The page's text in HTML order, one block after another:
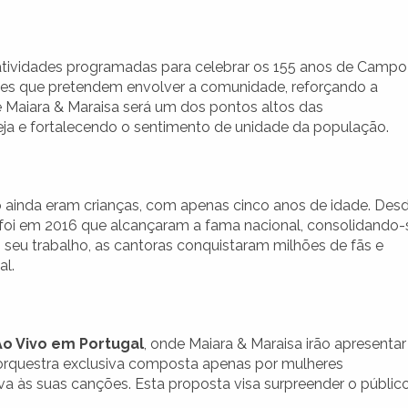
programadas para celebrar os 155 anos de Campo
que pretendem envolver a comunidade, reforçando a
& Maraisa será um dos pontos altos das
e fortalecendo o sentimento de unidade da população.
eram crianças, com apenas cinco anos de idade.
em 2016 que alcançaram a fama nacional, consolidando-
trabalho, as cantoras conquistaram milhões de fãs e
Vivo em Portugal, onde Maiara & Maraisa irão apresentar
exclusiva composta apenas por mulheres
às suas canções. Esta proposta visa surpreender o